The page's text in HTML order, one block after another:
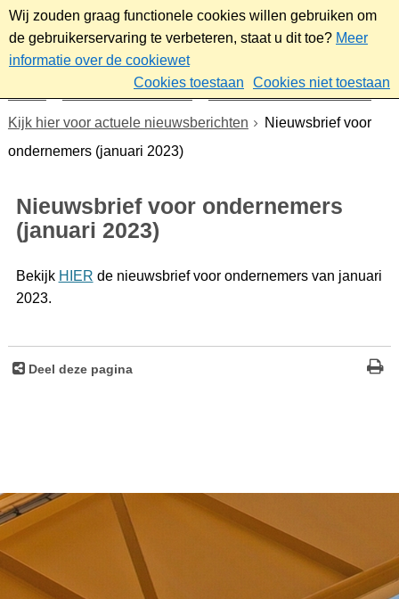
Wij zouden graag functionele cookies willen gebruiken om
de gebruikerservaring te verbeteren, staat u dit toe? Meer
informatie over de cookiewet
Cookies toestaan
Cookies niet toestaan
Werk & ondernemen
Nieuwsbrief ondernemers
Kijk hier voor actuele nieuwsberichten
Nieuwsbrief voor
ondernemers (januari 2023)
Nieuwsbrief voor ondernemers
(januari 2023)
Bekijk HIER de nieuwsbrief voor ondernemers van januari
2023.
Deel deze pagina